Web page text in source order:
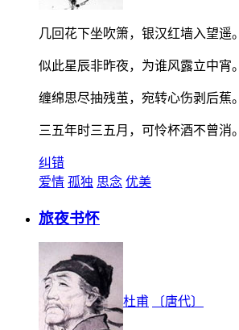
几回花下坐吹箫，银汉红墙入望遥。
似此星辰非昨夜，为谁风露立中宵。
缠绵思尽抽残茧，宛转心伤剥后蕉。
三五年时三五月，可怜杯酒不曾消。
纠错
爱情 孤独 思念 优美
旅夜书怀
杜甫 〔唐代〕